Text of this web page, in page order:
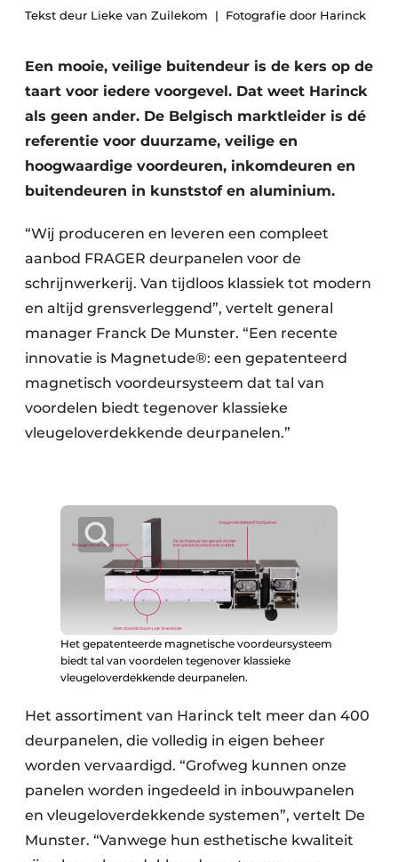
Tekst deur Lieke van Zuilekom
Fotografie door Harinck
Een mooie, veilige buitendeur is de kers op de
taart voor iedere voorgevel. Dat weet Harinck
als geen ander. De Belgisch marktleider is dé
referentie voor duurzame, veilige en
hoogwaardige voordeuren, inkomdeuren en
buitendeuren in kunststof en aluminium.
“Wij produceren en leveren een compleet
aanbod FRAGER deurpanelen voor de
schrijnwerkerij. Van tijdloos klassiek tot modern
en altijd grensverleggend”, vertelt general
manager Franck De Munster. “Een recente
innovatie is Magnetude®: een gepatenteerd
magnetisch voordeursysteem dat tal van
voordelen biedt tegenover klassieke
vleugeloverdekkende deurpanelen.”
Het gepatenteerde magnetische voordeursysteem
biedt tal van voordelen tegenover klassieke
vleugeloverdekkende deurpanelen.
Het assortiment van Harinck telt meer dan 400
deurpanelen, die volledig in eigen beheer
worden vervaardigd. “Grofweg kunnen onze
panelen worden ingedeeld in inbouwpanelen
en vleugeloverdekkende systemen”, vertelt De
Munster. “Vanwege hun esthetische kwaliteit